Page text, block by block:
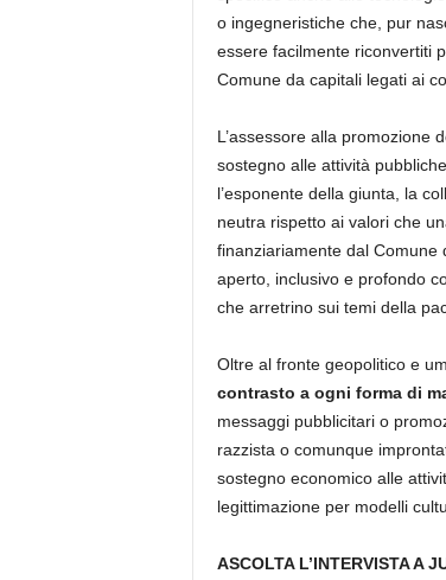
o ingegneristiche che, pur
essere facilmente riconvertiti
Comune da capitali legati ai
L’assessore alla promozione
sostegno alle attività
l’esponente della giunta, la
neutra rispetto ai valori che
finanziariamente dal Comune
aperto, inclusivo e profondo
che arretrino sui temi della
Oltre al fronte geopolitico e
contrasto a ogni forma di
messaggi pubblicitari o
razzista o comunque
sostegno economico alle
legittimazione per modelli
ASCOLTA L’INTERVISTA A